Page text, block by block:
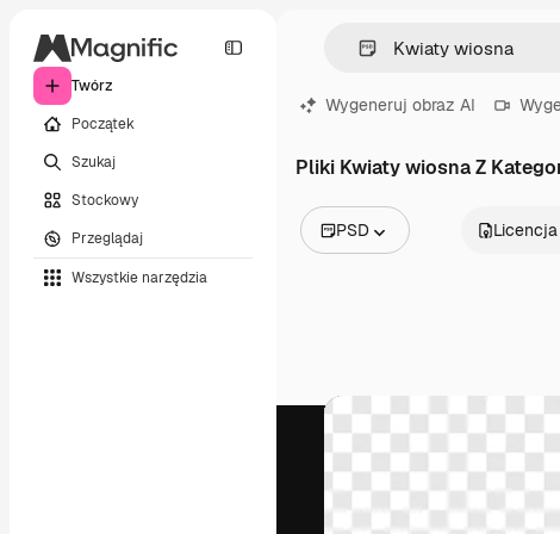
Twórz
Początek
Szukaj
Stockowy
Przeglądaj
Wszystkie narzędzia
Wygeneruj obraz AI
Pliki Kwiaty wiosna Z
PSD
Filmy
Modele 3D
Czcionki
Licencja